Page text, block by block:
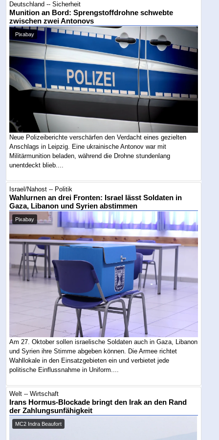
Deutschland -- Sicherheit
Munition an Bord: Sprengstoffdrohne schwebte
zwischen zwei Antonovs
Pixabay
Neue Polizeiberichte verschärfen den Verdacht eines gezielten
Anschlags in Leipzig. Eine ukrainische Antonov war mit
Militärmunition beladen, während die Drohne stundenlang
unentdeckt blieb....
Israel/Nahost -- Politik
Wahlurnen an drei Fronten: Israel lässt Soldaten in
Gaza, Libanon und Syrien abstimmen
Pixabay
Am 27. Oktober sollen israelische Soldaten auch in Gaza, Libanon
und Syrien ihre Stimme abgeben können. Die Armee richtet
Wahllokale in den Einsatzgebieten ein und verbietet jede
politische Einflussnahme in Uniform....
Welt -- Wirtschaft
Irans Hormus-Blockade bringt den Irak an den Rand
der Zahlungsunfähigkeit
MC2 Indra Beaufort